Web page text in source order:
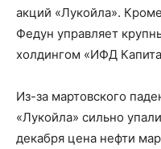
акций «Лукойла».
Федун управляет
холдингом «ИФД
Из-за мартовского
«Лукойла» сильно
декабря цена нефти